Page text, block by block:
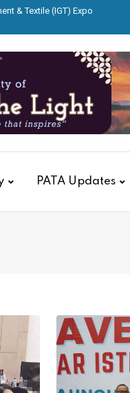
& Textile (IGT) Expo
Berlibur tapi Penggerak
Expo 2026
PATA Updates